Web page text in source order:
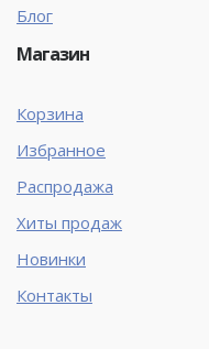
Блог
Магазин
Корзина
Избранное
Распродажа
Хиты продаж
Новинки
Контакты